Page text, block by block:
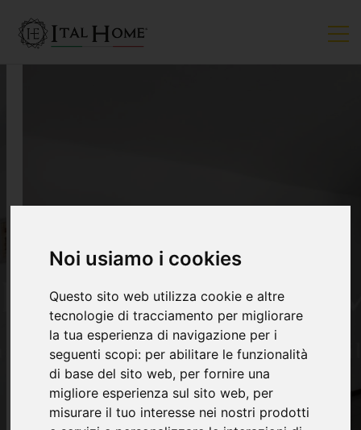
Noi usiamo i cookies
Questo sito web utilizza cookie e altre
tecnologie di tracciamento per migliorare
la tua esperienza di navigazione per i
seguenti scopi: per abilitare le funzionalità
di base del sito web, per fornire una
migliore esperienza sul sito web, per
misurare il tuo interesse nei nostri prodotti
VENDUTO